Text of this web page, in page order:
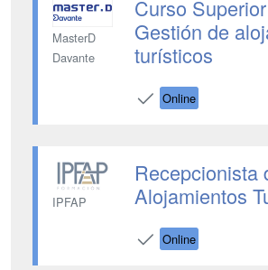
MasterD
Davante
Curso
Gestión de
turísticos
Online
IPFAP
Recepcionista
Alojamientos
Online